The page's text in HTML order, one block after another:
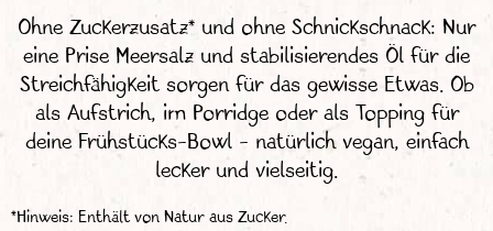
Ohne Zuckerzusatz* und ohne Schnickschnack: Nur
eine Prise Meersalz und stabilisierendes Öl für die
Streichfähigkeit sorgen für das gewisse Etwas. Ob
als Aufstrich, im Porridge oder als Topping für
deine Frühstücks-Bowl – natürlich vegan, einfach
lecker und vielseitig.
*Hinweis: Enthält von Natur aus Zucker.